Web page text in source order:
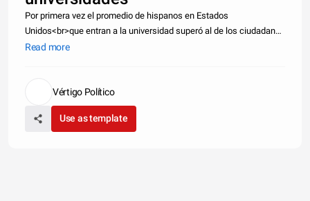
Por primera vez el promedio de hispanos en Estados
Unidos<br>que entran a la universidad superó al de los ciudadanos
blancos. <br><br>Aunque el número de latinos que se gradúan
Read more
Vértigo Político
Use as template